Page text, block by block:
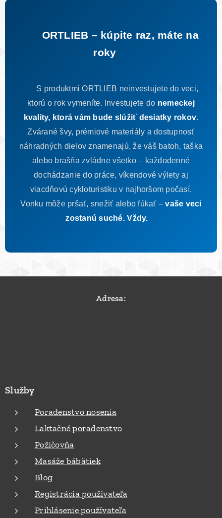
ORTLIEB – kúpite raz, máte na
roky
S produktmi ORTLIEB neinvestujete do veci,
ktorú o rok vymeníte. Investujete do nemeckej
kvality, ktorá vám bude slúžiť desiatky rokov.
Zvárané švy, prémiové materiály a dostupnosť
náhradných dielov znamenajú, že váš batoh, taška
alebo brašňa zvládne všetko – každodenné
dochádzanie do práce, víkendové výlety aj
viacdňovú cykloturistiku v najhoršom počasí.
Vonku môže pršať, snežiť alebo fúkať –vaše veci
zostanú suché. Vždy.
Adresa:
Služby
Poradenstvo nosenia
Laktačné poradenstvo
Požičovňa
Masáže bábätiek
Blog
Registrácia používateľa
Prihlásenie používateľa